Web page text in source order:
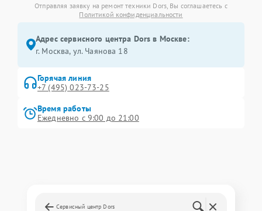
Отправляя заявку на ремонт техники Dors, Вы соглашаетесь с
Политикой конфиденциальности
Адрес сервисного центра Dors в Москве:
г. Москва, ул. Чаянова 18
Горячая линия
+7 (495) 023-73-25
Время работы
Ежедневно с 9:00 до 21:00
Сервисный центр Dors